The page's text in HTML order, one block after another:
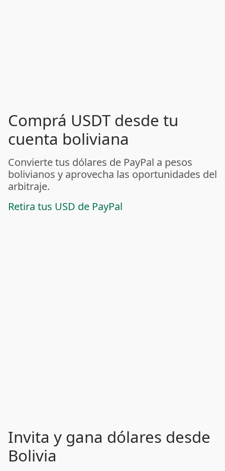
Comprá USDT desde tu
cuenta boliviana
Convierte tus dólares de PayPal a pesos
bolivianos y aprovecha las oportunidades del
arbitraje.
Retira tus USD de PayPal
Invita y gana dólares desde
Bolivia